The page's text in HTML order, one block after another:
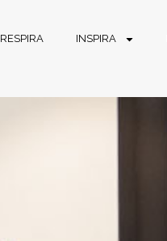
RESPIRA INSPIRA